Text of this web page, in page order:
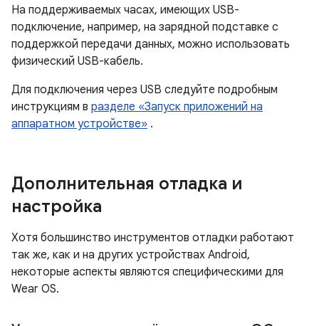
На поддерживаемых часах, имеющих USB-
подключение, например, на зарядной подставке с
поддержкой передачи данных, можно использовать
физический USB-кабель.
Для подключения через USB следуйте подробным
инструкциям в разделе «Запуск приложений на
аппаратном устройстве» .
Дополнительная отладка и
настройка
Хотя большинство инструментов отладки работают
так же, как и на других устройствах Android,
некоторые аспекты являются специфическими для
Wear OS.